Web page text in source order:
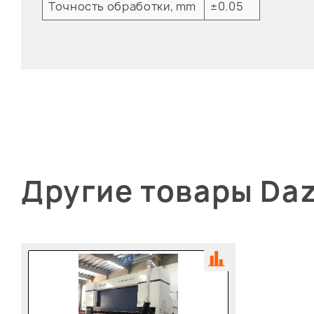
Точность обработки, mm ±0.05
Другие товары